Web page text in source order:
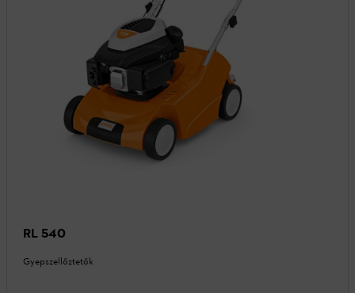
RL 540
Gyepszellőztetők